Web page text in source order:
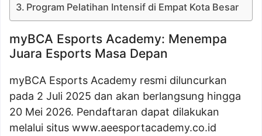
Program Pelatihan Intensif di Empat Kota Besar
myBCA Esports Academy: Menempa
Juara Esports Masa Depan
myBCA Esports Academy resmi diluncurkan
pada 2 Juli 2025 dan akan berlangsung hingga
20 Mei 2026. Pendaftaran dapat dilakukan
melalui situs www.aeesportacademy.co.id